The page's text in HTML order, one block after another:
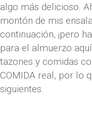
algo más delicioso.
montón de mis
continuación, ¡pero
para el almuerzo
tazones y comidas
COMIDA real, por lo
siguientes.